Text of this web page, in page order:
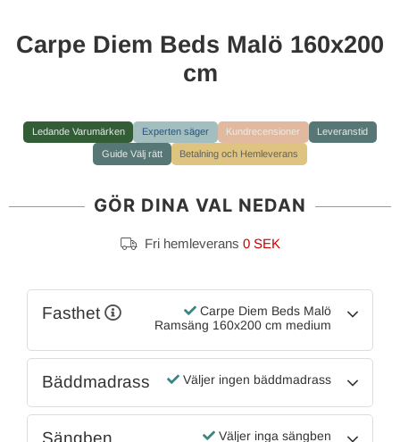
Carpe Diem Beds Malö 160x200
cm
Ledande Varumärken Experten säger Kundrecensioner Leveranstid
Guide Välj rätt Betalning och Hemleverans
GÖR DINA VAL NEDAN
Fri hemleverans 0 SEK
Fasthet
Carpe Diem Beds Malö
Ramsäng 160x200 cm medium
Bäddmadrass Väljer ingen bäddmadrass
Sängben Väljer inga sängben